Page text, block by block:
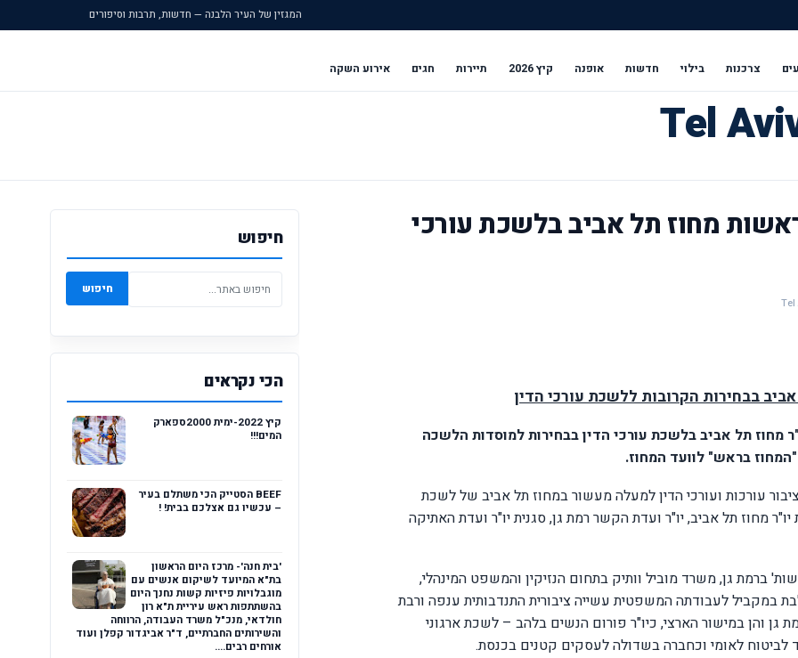
המגזין של העיר הלבנה — חדשות, תרבות וסיפורים
צרכנות בילוי חדשות אופנה קיץ 2026 תיירות חגים אירוע השקה
מחוז תל אביב בלשכת עורכי
בבחירות הקרובות ללשכת עורכי הדין
מחוז תל אביב בלשכת עורכי הדין בבחירות למוסדות הלשכה
עורכות ועורכי הדין למעלה מעשור במחוז תל אביב של לשכת
יו"ר מחוז תל אביב, יו"ר ועדת הקשר רמת גן, סגנית יו"ר ועדת האתיקה
ברמת גן, משרד מוביל וותיק בתחום הנזיקין והמשפט המינהלי,
במקביל לעבודתה המשפטית עשייה ציבורית התנדבותית ענפה ורבת
גן והן במישור הארצי, כיו"ר פורום הנשים בלהב – לשכת ארגוני
לאומי וכחברה בשדולה לעסקים קטנים בכנסת.
חיפוש
חיפוש
הכי נקראים
קיץ 2022-ימית 2000ספארק
המים!!!
BEEF הסטייק הכי משתלם בעיר
– עכשיו גם אצלכם בבית! !
'בית חנה'- מרכז היום הראשון
בת"א המיועד לשיקום אנשים עם
מוגבלויות פיזיות קשות נחנך היום
בהשתתפות ראש עיריית ת"א רון
חולדאי, מנכ"ל משרד העבודה, הרווחה
והשירותים החברתיים, ד"ר אביגדור קפלן ועוד
אורחים רבים....